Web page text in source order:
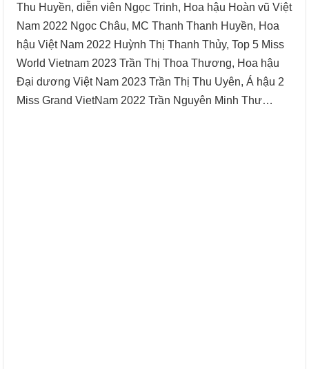
Thu Huyền, diễn viên Ngọc Trinh, Hoa hậu Hoàn vũ Việt
Nam 2022 Ngọc Châu, MC Thanh Thanh Huyền, Hoa
hậu Việt Nam 2022 Huỳnh Thị Thanh Thủy, Top 5 Miss
World Vietnam 2023 Trần Thị Thoa Thương, Hoa hậu
Đại dương Việt Nam 2023 Trần Thị Thu Uyên, Á hậu 2
Miss Grand VietNam 2022 Trần Nguyên Minh Thư…